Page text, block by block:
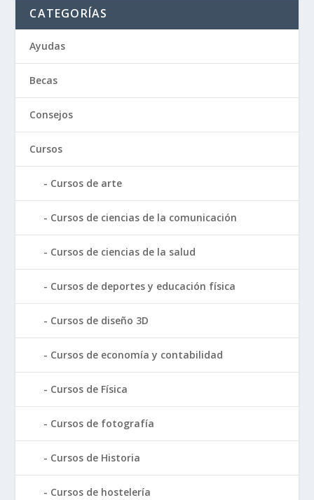
CATEGORÍAS
Ayudas
Becas
Consejos
Cursos
Cursos de arte
Cursos de ciencias de la comunicación
Cursos de ciencias de la salud
Cursos de deportes y educación física
Cursos de diseño 3D
Cursos de economía y contabilidad
Cursos de Física
Cursos de fotografía
Cursos de Historia
Cursos de hostelería